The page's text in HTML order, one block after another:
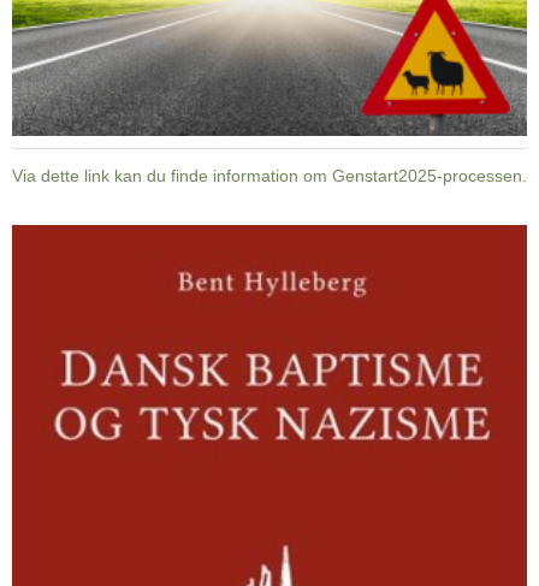
Via dette link kan du finde information om Genstart2025-processen.